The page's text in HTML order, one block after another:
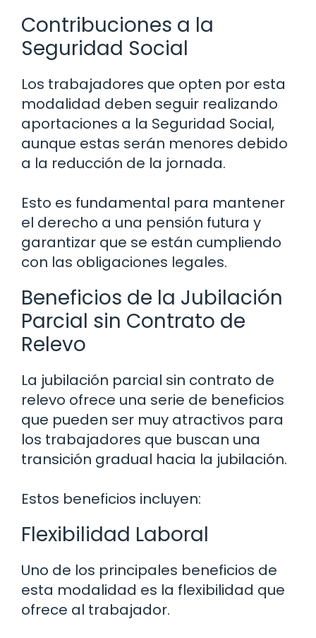
Contribuciones a la
Seguridad Social
Los trabajadores que opten por esta
modalidad deben seguir realizando
aportaciones a la Seguridad Social,
aunque estas serán menores debido
a la reducción de la jornada.
Esto es fundamental para mantener
el derecho a una pensión futura y
garantizar que se están cumpliendo
con las obligaciones legales.
Beneficios de la Jubilación
Parcial sin Contrato de
Relevo
La jubilación parcial sin contrato de
relevo ofrece una serie de beneficios
que pueden ser muy atractivos para
los trabajadores que buscan una
transición gradual hacia la jubilación.
Estos beneficios incluyen:
Flexibilidad Laboral
Uno de los principales beneficios de
esta modalidad es la flexibilidad que
ofrece al trabajador.